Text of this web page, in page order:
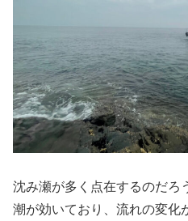
沈み瀬が多く点在するのだろ
潮が効いており、流れの変化